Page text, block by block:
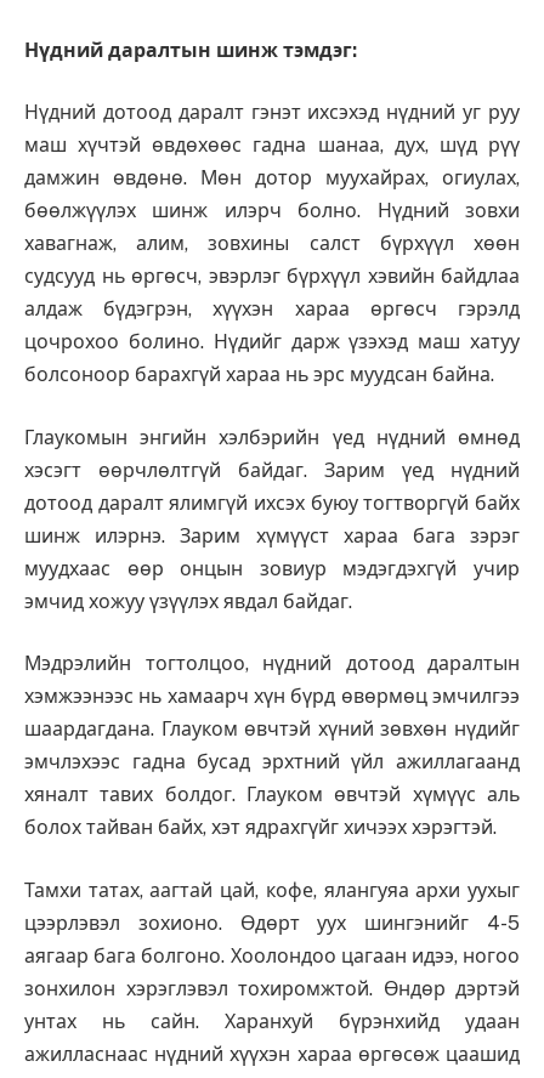
Нүдний даралтын шинж тэмдэг:
Нүдний дотоод даралт гэнэт ихсэхэд нүдний уг руу
маш хүчтэй өвдөхөөс гадна шанаа, дух, шүд рүү
дамжин өвдөнө. Мөн дотор муухайрах, огиулах,
бөөлжүүлэх шинж илэрч болно. Нүдний зовхи
хавагнаж, алим, зовхины салст бүрхүүл хөөн
судсууд нь өргөсч, эвэрлэг бүрхүүл хэвийн байдлаа
алдаж бүдэгрэн, хүүхэн хараа өргөсч гэрэлд
цочрохоо болино. Нүдийг дарж үзэхэд маш хатуу
болсоноор барахгүй хараа нь эрс муудсан байна.
Глаукомын энгийн хэлбэрийн үед нүдний өмнөд
хэсэгт өөрчлөлтгүй байдаг. Зарим үед нүдний
дотоод даралт ялимгүй ихсэх буюу тогтворгүй байх
шинж илэрнэ. Зарим хүмүүст хараа бага зэрэг
муудхаас өөр онцын зовиур мэдэгдэхгүй учир
эмчид хожуу үзүүлэх явдал байдаг.
Мэдрэлийн тогтолцоо, нүдний дотоод даралтын
хэмжээнээс нь хамаарч хүн бүрд өвөрмөц эмчилгээ
шаардагдана. Глауком өвчтэй хүний зөвхөн нүдийг
эмчлэхээс гадна бусад эрхтний үйл ажиллагаанд
хяналт тавих болдог. Глауком өвчтэй хүмүүс аль
болох тайван байх, хэт ядрахгүйг хичээх хэрэгтэй.
Тамхи татах, аагтай цай, кофе, ялангуяа архи уухыг
цээрлэвэл зохионо. Өдөрт уух шингэнийг 4-5
аягаар бага болгоно. Хоолондоо цагаан идээ, ногоо
зонхилон хэрэглэвэл тохиромжтой. Өндөр дэртэй
унтах нь сайн. Харанхуй бүрэнхийд удаан
ажилласнаас нүдний хүүхэн хараа өргөсөж цаашид